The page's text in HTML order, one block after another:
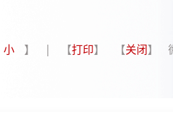
小 】 | 【打印】 【关闭】